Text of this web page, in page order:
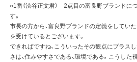
○1番（渋谷正文君） 2点目の富良野ブランドに
す。
市長の方から、富良野ブランドの定義をしてい
を受けているとございます。
できればですね、こういったその観点にプラス
さは、住みやすさである、環境である。こうし